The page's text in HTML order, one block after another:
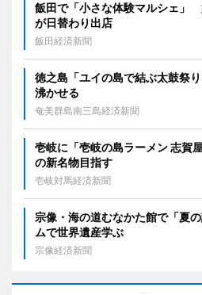
飯田で「小さな体験マルシェ」
が日替わり出店
飯田経済新聞
徳之島「ユイの島で結ぶ太鼓祭
沸かせる
奄美群島南三島経済新聞
壱岐に「壱岐の島ラーメン 志賀
の新名物目指す
壱岐対馬経済新聞
宗像・海の道むなかた館で「夏
ムで世界遺産学ぶ
宗像経済新聞